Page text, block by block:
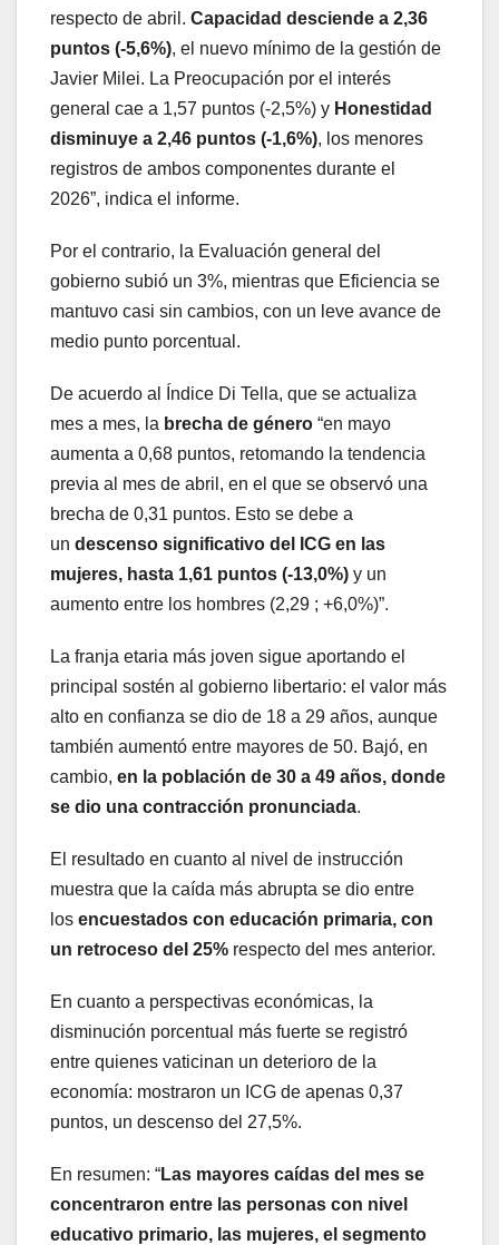
respecto de abril. Capacidad desciende a 2,36
puntos (-5,6%), el nuevo mínimo de la gestión de
Javier Milei. La Preocupación por el interés
general cae a 1,57 puntos (-2,5%) y Honestidad
disminuye a 2,46 puntos (-1,6%), los menores
registros de ambos componentes durante el
2026”, indica el informe.
Por el contrario, la Evaluación general del
gobierno subió un 3%, mientras que Eficiencia se
mantuvo casi sin cambios, con un leve avance de
medio punto porcentual.
De acuerdo al Índice Di Tella, que se actualiza
mes a mes, la brecha de género “en mayo
aumenta a 0,68 puntos, retomando la tendencia
previa al mes de abril, en el que se observó una
brecha de 0,31 puntos. Esto se debe a
un descenso significativo del ICG en las
mujeres, hasta 1,61 puntos (-13,0%) y un
aumento entre los hombres (2,29 ; +6,0%)”.
La franja etaria más joven sigue aportando el
principal sostén al gobierno libertario: el valor más
alto en confianza se dio de 18 a 29 años, aunque
también aumentó entre mayores de 50. Bajó, en
cambio, en la población de 30 a 49 años, donde
se dio una contracción pronunciada.
El resultado en cuanto al nivel de instrucción
muestra que la caída más abrupta se dio entre
los encuestados con educación primaria, con
un retroceso del 25% respecto del mes anterior.
En cuanto a perspectivas económicas, la
disminución porcentual más fuerte se registró
entre quienes vaticinan un deterioro de la
economía: mostraron un ICG de apenas 0,37
puntos, un descenso del 27,5%.
En resumen: “Las mayores caídas del mes se
concentraron entre las personas con nivel
educativo primario, las mujeres, el segmento